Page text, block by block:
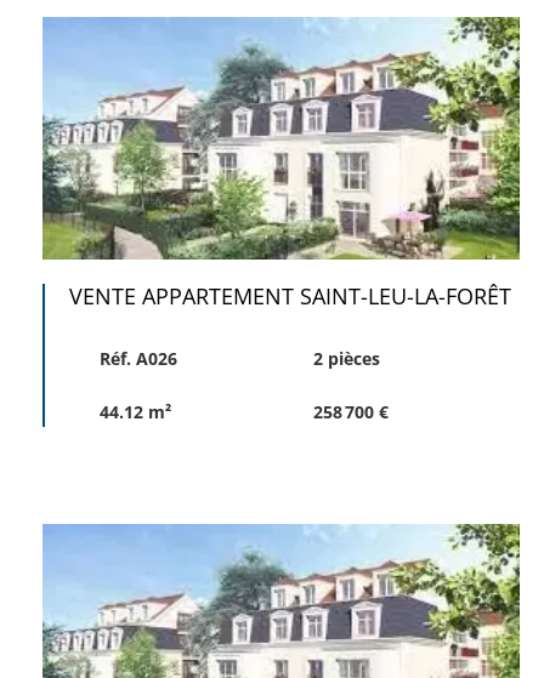
VENTE APPARTEMENT SAINT-LEU-LA-FORÊT
Réf. A026 2 pièces
44.12 m² 258 700 €